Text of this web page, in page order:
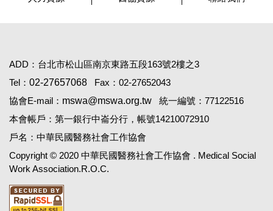
ADD：台北市松山區南京東路五段163號2樓之3
Tel： 02-27657068
Fax：02-27652043
協會E-mail： mswa@mswa.org.tw
統一編號：77122516
本會帳戶：第一銀行中崙分行，帳號14210072910
戶名：中華民國醫務社會工作協會
Copyright © 2020 中華民國醫務社會工作協會 . Medical Social
Work Association.R.O.C.